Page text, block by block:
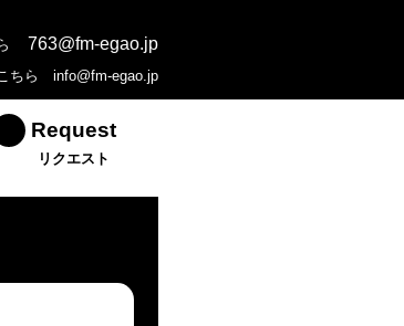
763@fm-egao.jp
ちら info@fm-egao.jp
Request
リクエスト